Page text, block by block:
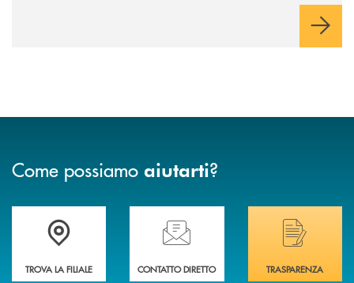
negoziazione esclusiva per la finalizzazione dell’operazione.
Come possiamo aiutarti?
Trova la filiale più vicina a Te
TROVA LA FILIALE
Hai bisogno di assistenza immediata?
CONTATTO DIRETTO
Hai bisogno di
TRASPARENZA